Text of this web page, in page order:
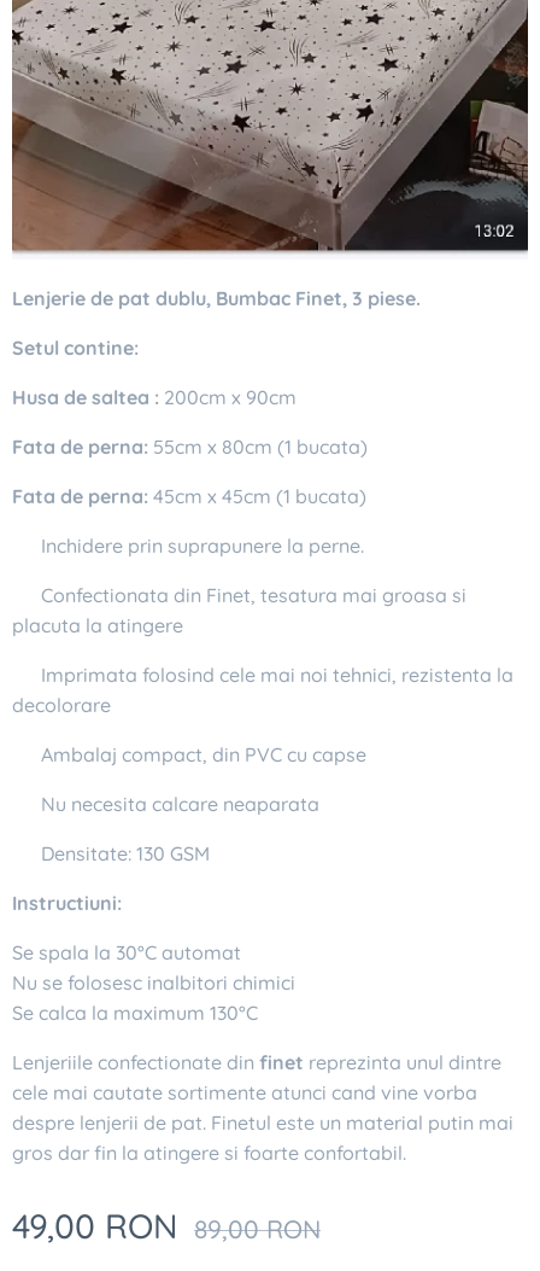
Lenjerie de pat dublu, Bumbac Finet, 3 piese.
Setul contine:
Husa de saltea : 200cm x 90cm
Fata de perna: 55cm x 80cm (1 bucata)
Fata de perna: 45cm x 45cm (1 bucata)
✔ Inchidere prin suprapunere la perne.
✔ Confectionata din Finet, tesatura mai groasa si
placuta la atingere
✔ Imprimata folosind cele mai noi tehnici, rezistenta la
decolorare
✔ Ambalaj compact, din PVC cu capse
✔ Nu necesita calcare neaparata
✔ Densitate: 130 GSM
Instructiuni:
Se spala la 30°C automat
Nu se folosesc inalbitori chimici
Se calca la maximum 130°C
Lenjeriile confectionate din finet reprezinta unul dintre
cele mai cautate sortimente atunci cand vine vorba
despre lenjerii de pat. Finetul este un material putin mai
gros dar fin la atingere si foarte confortabil.
49,00 RON 89,00RON